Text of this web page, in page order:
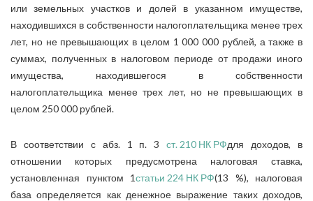
или земельных участков и долей в указанном имуществе,
находившихся в собственности налогоплательщика менее трех
лет, но не превышающих в целом 1 000 000 рублей, а также в
суммах, полученных в налоговом периоде от продажи иного
имущества, находившегося в собственности
налогоплательщика менее трех лет, но не превышающих в
целом 250 000 рублей.
В соответствии с абз. 1 п. 3ст. 210 НК РФдля доходов, в
отношении которых предусмотрена налоговая ставка,
установленная пунктом 1статьи 224 НК РФ(13 %), налоговая
база определяется как денежное выражение таких доходов,